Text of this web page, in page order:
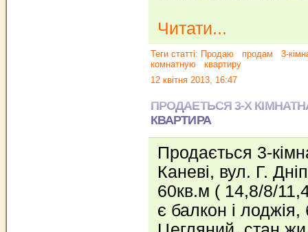
Читати...
Теги статті: Продаю продам
3-
комнатную
квартиру
12 квітня 2013, 16:47
ПРОДАЕТЬСЯ 3-Х
КВАРТИРА
Продається 3-
Каневі, вул. Г.
60кв.м ( 14,8/8/
є балкон і лоджія,